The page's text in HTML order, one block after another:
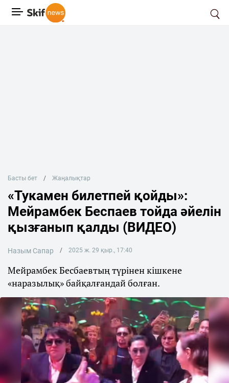
Басты бет Жаңалықтар
«Тукамен билетпей қойды»:
Мейрамбек Беспаев тойда әйелін
қызғанып қалды (ВИДЕО)
Назым Сапар 2025 ж. 29 қыр., 17:40
Мейрамбек Бесбаевтың түрінен кішкене
«наразылық» байқалғандай болған.